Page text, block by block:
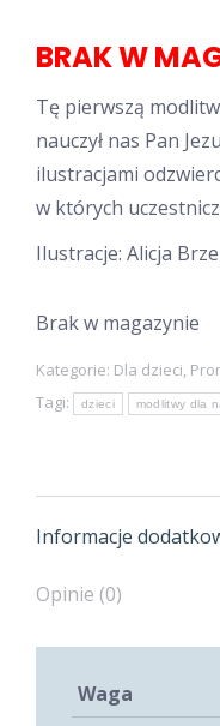
4,50 zł.
BRAK W
Tę pierwszą
nauczył nas Pan
ilustracjami
w których
Ilustracje: Alicja
Brak w magazynie
Kategorie: Dla dzieci,
Tagi:
dzieci modlitwy dla
Informacje
Opinie (0)
Waga